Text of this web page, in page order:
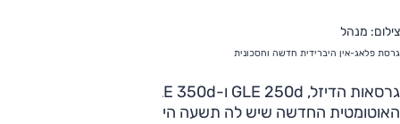
צילום: מנהל
גרסת פלאג-אין היברידית חדשה וחסכונית
האוטומטית החדשה שיש לה תשעה הילוכים. זו תורמת לשיפור